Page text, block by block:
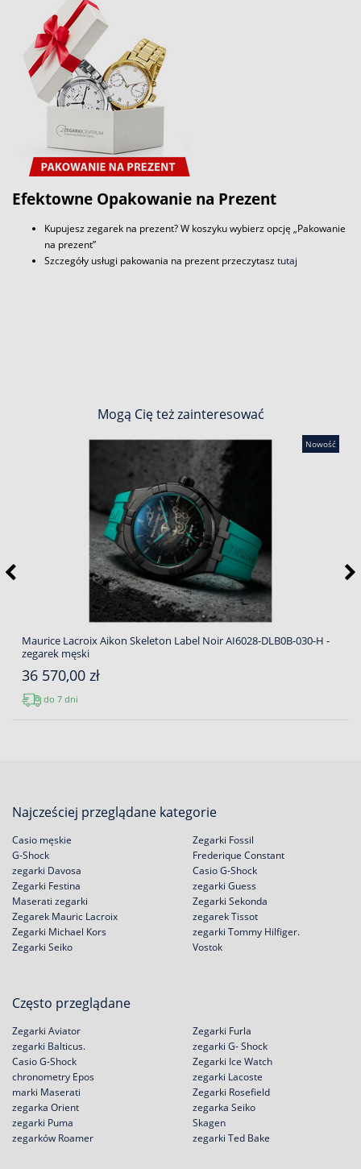
Efektowne Opakowanie na Prezent
Kupujesz zegarek na prezent? W koszyku wybierz opcję „Pakowanie
na prezent”
Szczegóły usługi pakowania na prezent przeczytasztutaj
Mogą Cię też zainteresować
Nowość
Maurice Lacroix Aikon Skeleton Label Noir AI6028-DLB0B-030-H -
zegarek męski
36 570,00 zł
do 7 dni
Najcześciej przeglądane kategorie
Casio męskie
G-Shock
zegarki Davosa
Zegarki Festina
Zegarki Fossil
Frederique Constant
Casio G-Shock
zegarki Guess
Maserati zegarki
Zegarek Mauric Lacroix
Zegarki Michael Kors
Zegarki Seiko
Zegarki Sekonda
zegarek Tissot
zegarki Tommy Hilfiger.
Vostok
Często przeglądane
Zegarki Aviator
zegarki Balticus.
Casio G-Shock
chronometry Epos
Zegarki Furla
zegarki G- Shock
Zegarki Ice Watch
zegarki Lacoste
marki Maserati
zegarka Orient
zegarki Puma
zegarków Roamer
Zegarki Rosefield
zegarka Seiko
Skagen
zegarki Ted Bake